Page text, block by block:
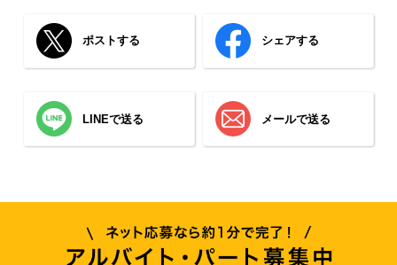
ポストする シェアする
LINEで送る メールで送る